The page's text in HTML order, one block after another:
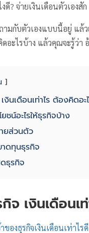
ดี? จ่ายเงินเดือนตัวเอง
ามกับตัวเองแบบนี้อยู่ แล้ว
ดอะไรบ้าง แล้วคุณจะรู้
งินเดือนเท่าไร ต้องคิดอะ
ยชน์อะไรให้ธุรกิจบ้าง
ยส่วนตัว
าดทุนธุรกิจ
ธุรกิจ
จ เงินเดือนเ
าของธุรกิจเงินเดือนเท่าไรดี